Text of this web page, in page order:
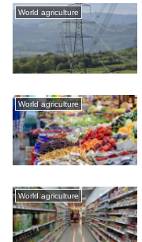
World agriculture
World agriculture
World agriculture